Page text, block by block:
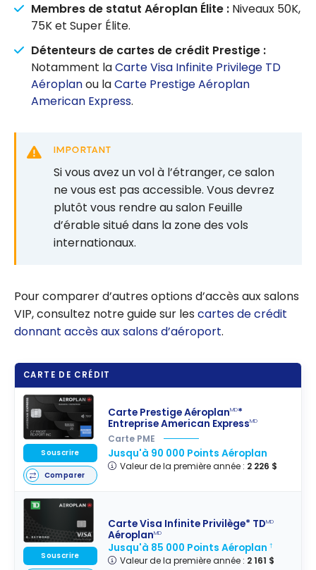
Membres de statut Aéroplan Élite : Niveaux 50K,
75K et Super Élite.
Détenteurs de cartes de crédit Prestige :
Notamment laCarte Visa Infinite Privilege TD
Aéroplanou laCarte Prestige Aéroplan
American Express.
IMPORTANT
Si vous avez un vol à l’étranger, ce salon
ne vous est pas accessible. Vous devrez
plutôt vous rendre au salon Feuille
d’érable situé dans la zone des vols
internationaux.
Pour comparer d’autres options d’accès aux salons
VIP, consultez notre guide sur les cartes de crédit
donnant accès aux salons d’aéroport.
CARTE DE CRÉDIT
Carte Prestige AéroplanMD*
Entreprise American ExpressMD
Carte PME
Jusqu'à 90 000 Points Aéroplan
Valeur de la première année : 2 226 $
Souscrire
Comparer
Carte Visa Infinite Privilège* TDMD
AéroplanMD
Jusqu'à 85 000 Points Aéroplan†
Valeur de la première année : 2 161 $
Souscrire